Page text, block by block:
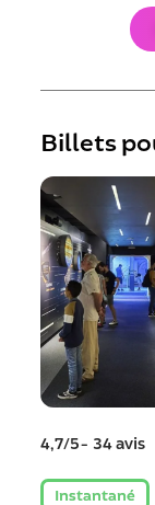
Billets
4,7/5- 34 avis
Instantané